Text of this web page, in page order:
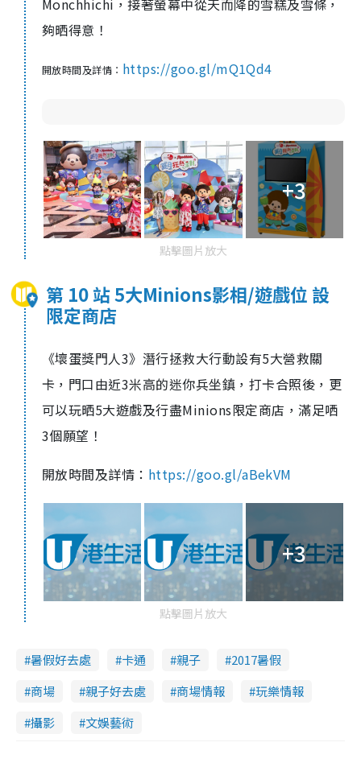
Monchhichi，接著螢幕中從天而降的雪糕及雪條，
夠晒得意！
開放時間及詳情： https://goo.gl/mQ1Qd4
+3
點擊圖片放大
第 10 站 5大Minions影相/遊戲位 設
限定商店
《壞蛋獎門人3》潛行拯救大行動設有5大營救關
卡，門口由近3米高的迷你兵坐鎮，打卡合照後，更
可以玩晒5大遊戲及行盡Minions限定商店，滿足哂
3個願望！
開放時間及詳情： https://goo.gl/aBekVM
+3
點擊圖片放大
暑假好去處 卡通 親子
2017暑假
商場
親子好去處 商場情報
玩樂情報
攝影
文娛藝術